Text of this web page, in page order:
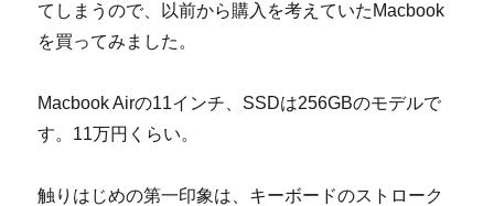
てしまうので、以前から購入を考えていたMacbook
を買ってみました。
Macbook Airの11インチ、SSDは256GBのモデルで
す。11万円くらい。
触りはじめの第一印象は、キーボードのストローク